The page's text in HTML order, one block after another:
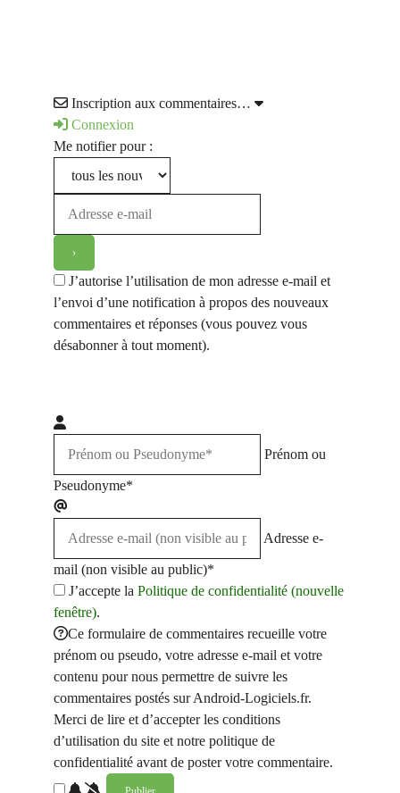
Inscription aux commentaires…
Connexion
Me notifier pour :
J’autorise l’utilisation de mon adresse e-mail et
l’envoi d’une notification à propos des nouveaux
commentaires et réponses (vous pouvez vous
désabonner à tout moment).
Prénom ou
Pseudonyme*
Adresse e-
mail (non visible au public)*
J’accepte la Politique de confidentialité (nouvelle
fenêtre).
Ce formulaire de commentaires recueille votre
prénom ou pseudo, votre adresse e-mail et votre
contenu pour nous permettre de suivre les
commentaires postés sur Android-Logiciels.fr.
Merci de lire et d’accepter les conditions
d’utilisation du site et notre politique de
confidentialité avant de poster votre commentaire.